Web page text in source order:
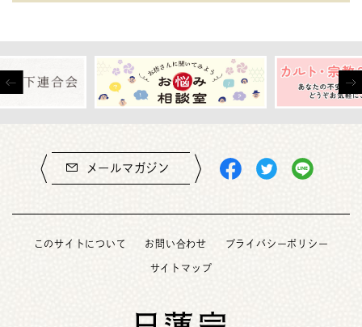
メールマガジン
このサイトについて お問い合わせ プライバシーポリシー
サイトマップ